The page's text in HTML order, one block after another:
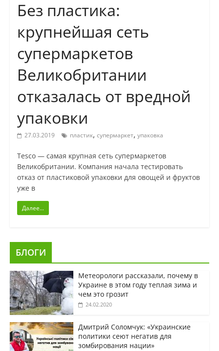
Без пластика:
крупнейшая сеть
супермаркетов
Великобритании
отказалась от вредной
упаковки
27.03.2019 пластик, супермаркет, упаковка
Tesco — cамая крупная сеть супермаркетов
Великобритании. Компания начала тестировать
отказ от пластиковой упаковки для овощей и фруктов
уже в
Далее...
БЛОГИ
Метеорологи рассказали, почему в
Украине в этом году теплая зима и
чем это грозит
24.02.2020
Дмитрий Соломчук: «Украинские
политики сеют негатив для
зомбирования нации»